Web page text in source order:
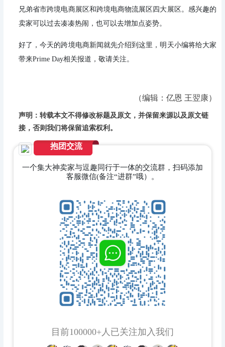
兄弟省市跨境电商展区和跨境电商物流展区四大展区。感兴趣的
卖家可以过去凑凑热闹，也可以去增加点姿势。
好了，今天的跨境电商新闻就先介绍到这里，明天小编将给大家
带来Prime Day相关报道，敬请关注。
（编辑：亿恩 王翌康）
声明：转载本文不得修改标题及原文，并保留来源以及原文链
接，否则我们将保留追索权利。
抱团交流
一个集大神卖家与逗趣同行于一体的交流群，扫码添加
客服微信(备注“进群”哦）。
目前100000+人已关注加入我们